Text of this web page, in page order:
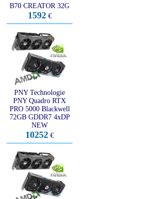
B70 CREATOR 32G
1592€
PNY Technologie
PNY Quadro RTX
PRO 5000 Blackwell
72GB GDDR7 4xDP
NEW
10252 €